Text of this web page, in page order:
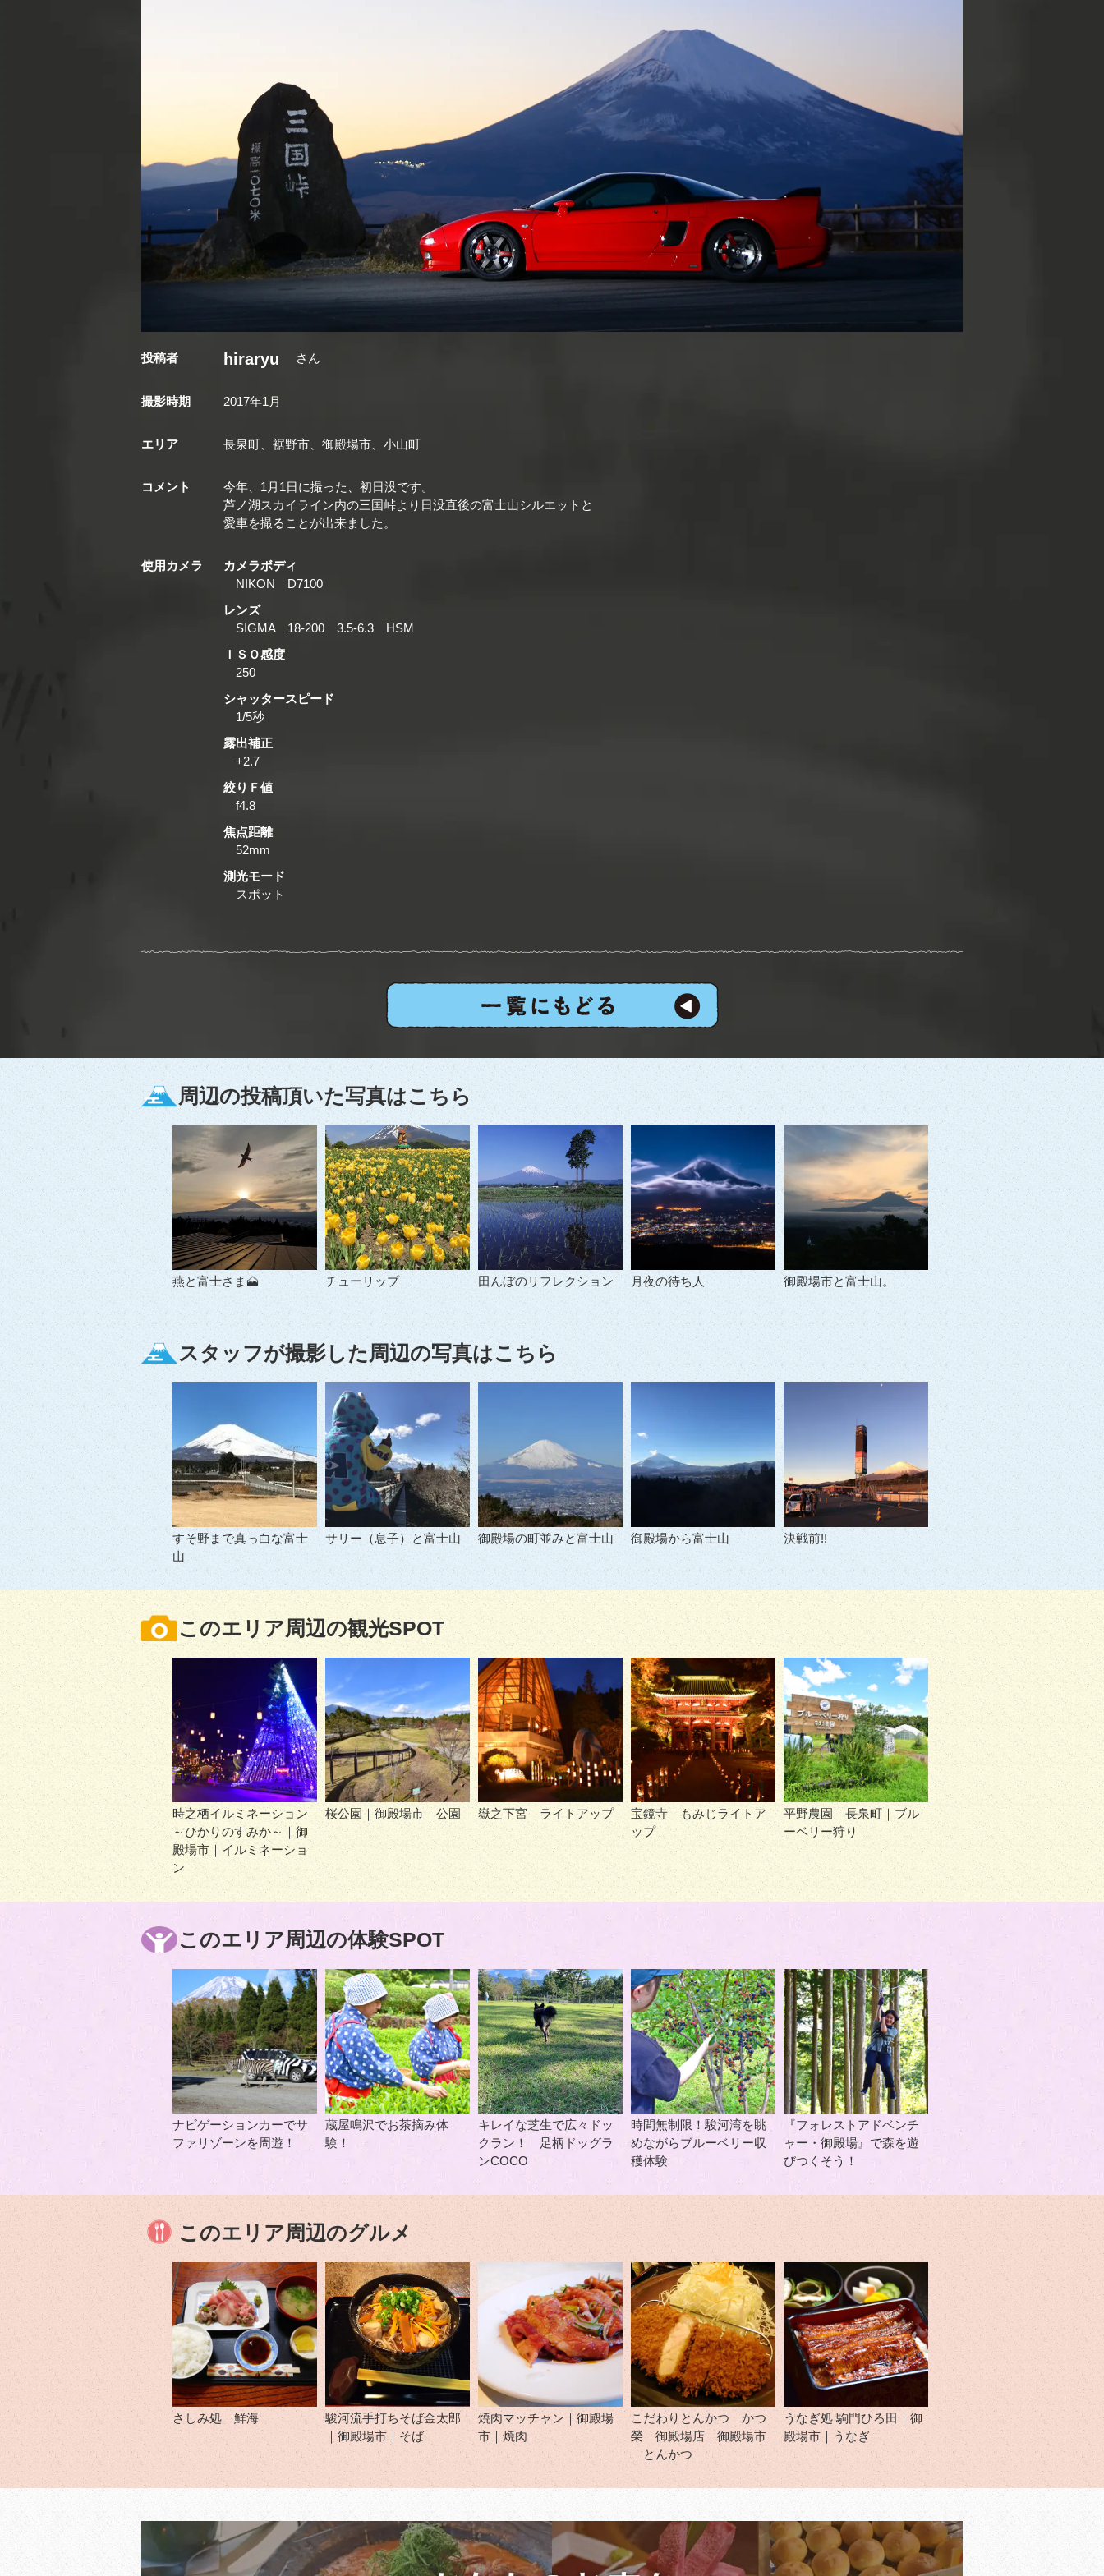
投稿者 hiraryu さん
撮影時期 2017年1月
エリア 長泉町、裾野市、御殿場市、小山町
コメント
今年、1月1日に撮った、初日没です。
芦ノ湖スカイライン内の三国峠より日没直後の富士山シルエットと
愛車を撮ることが出来ました。
使用カメラ
カメラボディ
NIKON D7100
レンズ
SIGMA 18-200 3.5-6.3 HSM
ＩＳＯ感度
250
シャッタースピード
1/5秒
露出補正
+2.7
絞りＦ値
f4.8
焦点距離
52mm
測光モード
スポット
周辺の投稿頂いた写真はこちら
燕と富士さま🗻 チューリップ 田んぼのリフレクション 月夜の待ち人 御殿場市と富士山。
スタッフが撮影した周辺の写真はこちら
すそ野まで真っ白な富士
山
サリー（息子）と富士山 御殿場の町並みと富士山 御殿場から富士山 決戦前!!
このエリア周辺の観光SPOT
時之栖イルミネーション
～ひかりのすみか～｜御
殿場市｜イルミネーショ
ン
桜公園｜御殿場市｜公園 嶽之下宮 ライトアップ
宝鏡寺 もみじライトア
ップ
平野農園｜長泉町｜ブル
ーベリー狩り
このエリア周辺の体験SPOT
ナビゲーションカーでサ
ファリゾーンを周遊！
蔵屋鳴沢でお茶摘み体
験！
キレイな芝生で広々ドッ
クラン！ 足柄ドッグラ
ンCOCO
時間無制限！駿河湾を眺
めながらブルーベリー収
穫体験
『フォレストアドベンチ
ャー・御殿場』で森を遊
びつくそう！
このエリア周辺のグルメ
さしみ処 鮮海
駿河流手打ちそば金太郎
｜御殿場市｜そば
焼肉マッチャン｜御殿場
市｜焼肉
こだわりとんかつ かつ
榮 御殿場店｜御殿場市
｜とんかつ
うなぎ処 駒門ひろ田｜御
殿場市｜うなぎ